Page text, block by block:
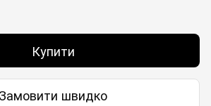
Купити
Замовити швидко